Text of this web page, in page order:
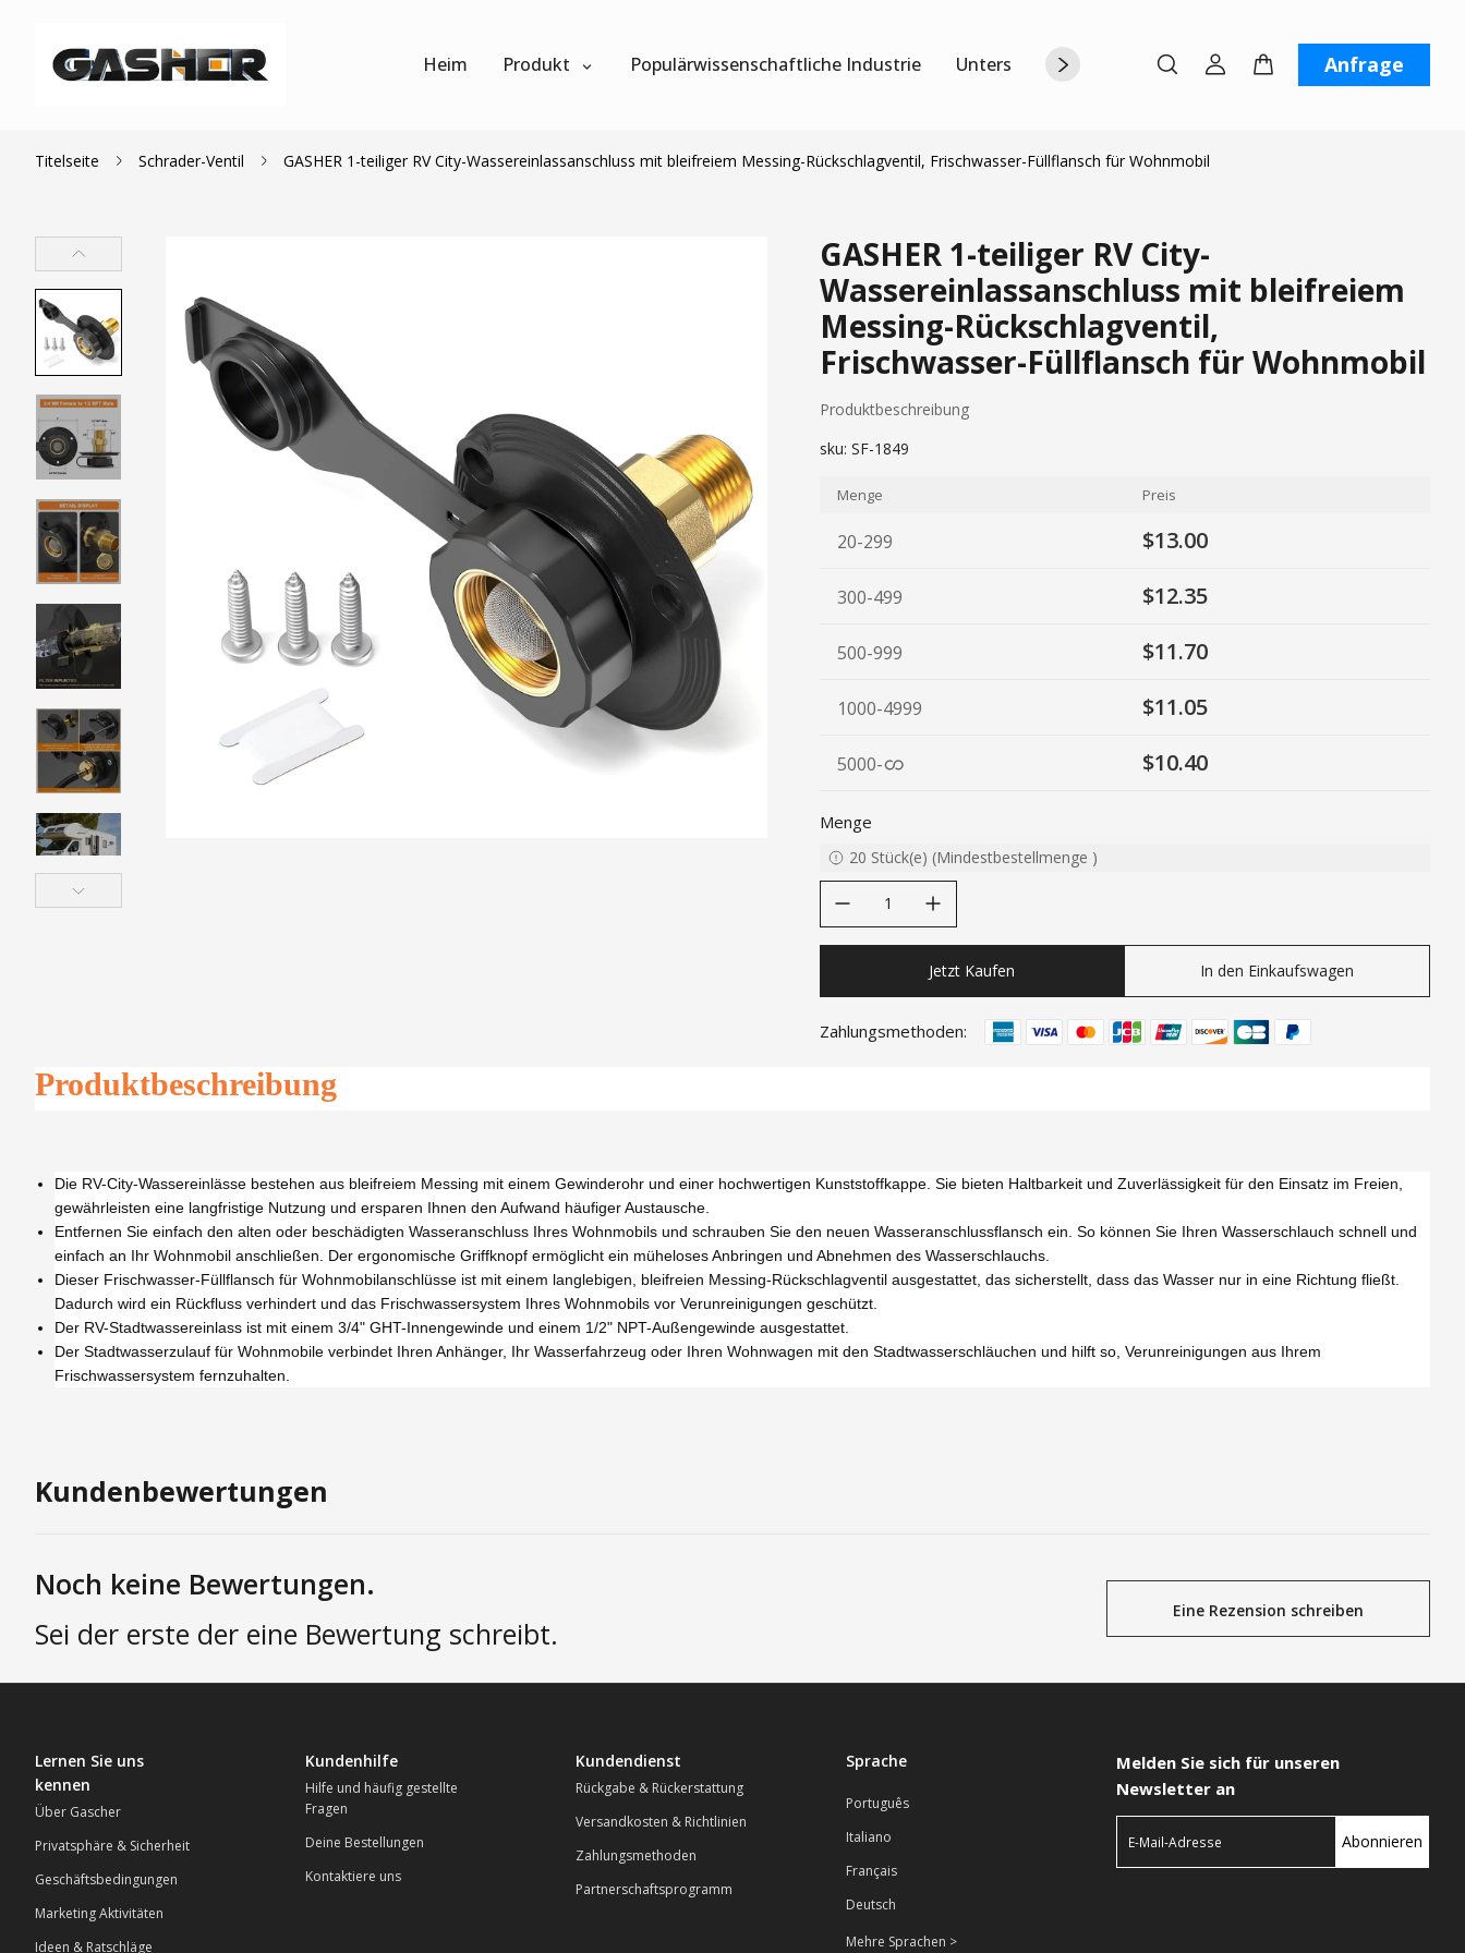
Heim Produkt Populärwissenschaftliche Industrie Unterstützung Über uns Kontaktiere unsAnfrage
Titelseite Schrader-Ventil GASHER 1-teiliger RV City-Wassereinlassanschluss mit bleifreiem Messing-Rückschlagventil, Frischwasser-Füllflansch für Wohnmobil
GASHER 1-teiliger RV City-
Wassereinlassanschluss mit bleifreiem
Messing-Rückschlagventil,
Frischwasser-Füllflansch für Wohnmobil
Produktbeschreibung
sku: SF-1849
Menge Preis
20-299 $13.00
300-499 $12.35
500-999 $11.70
1000-4999 $11.05
5000- $10.40
Menge
20 Stück(e) (Mindestbestellmenge )
Jetzt Kaufen In den Einkaufswagen
Zahlungsmethoden:
Produktbeschreibung
Die RV-City-Wassereinlässe bestehen aus bleifreiem Messing mit einem Gewinderohr und einer hochwertigen Kunststoffkappe. Sie bieten Haltbarkeit und Zuverlässigkeit für den Einsatz im Freien,
gewährleisten eine langfristige Nutzung und ersparen Ihnen den Aufwand häufiger Austausche.
Entfernen Sie einfach den alten oder beschädigten Wasseranschluss Ihres Wohnmobils und schrauben Sie den neuen Wasseranschlussflansch ein. So können Sie Ihren Wasserschlauch schnell und
einfach an Ihr Wohnmobil anschließen. Der ergonomische Griffknopf ermöglicht ein müheloses Anbringen und Abnehmen des Wasserschlauchs.
Dieser Frischwasser-Füllflansch für Wohnmobilanschlüsse ist mit einem langlebigen, bleifreien Messing-Rückschlagventil ausgestattet, das sicherstellt, dass das Wasser nur in eine Richtung fließt.
Dadurch wird ein Rückfluss verhindert und das Frischwassersystem Ihres Wohnmobils vor Verunreinigungen geschützt.
Der RV-Stadtwassereinlass ist mit einem 3/4" GHT-Innengewinde und einem 1/2" NPT-Außengewinde ausgestattet.
Der Stadtwasserzulauf für Wohnmobile verbindet Ihren Anhänger, Ihr Wasserfahrzeug oder Ihren Wohnwagen mit den Stadtwasserschläuchen und hilft so, Verunreinigungen aus Ihrem
Frischwassersystem fernzuhalten.
Kundenbewertungen
Noch keine Bewertungen.
Sei der erste der eine Bewertung schreibt.
Eine Rezension schreiben
Lernen Sie uns
kennen
Über Gascher
Privatsphäre & Sicherheit
Geschäftsbedingungen
Marketing Aktivitäten
Ideen & Ratschläge
Kundenhilfe
Hilfe und häufig gestellte
Fragen
Deine Bestellungen
Kontaktiere uns
Kundendienst
Rückgabe & Rückerstattung
Versandkosten & Richtlinien
Zahlungsmethoden
Partnerschaftsprogramm
Sprache
Português
Italiano
Français
Deutsch
Mehre Sprachen >
Melden Sie sich für unseren
Newsletter an
Abonnieren